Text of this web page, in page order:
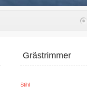
Grästrimmer
Stihl